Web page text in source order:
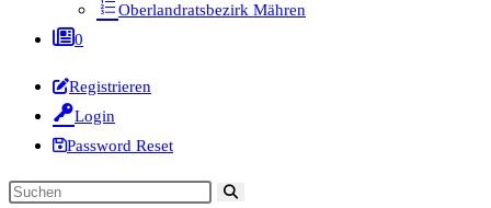
Oberlandratsbezirk Mähren
0
Registrieren
Login
Password Reset
Diese